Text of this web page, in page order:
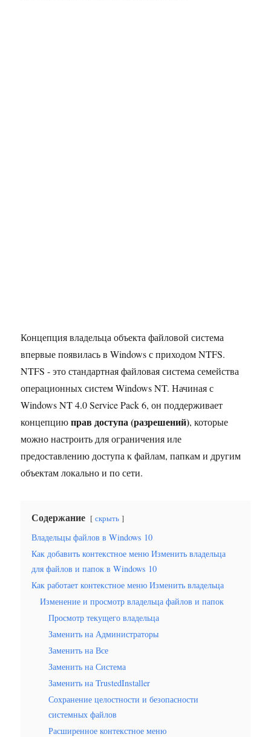
Концепция владельца объекта файловой система
впервые появилась в Windows с приходом NTFS.
NTFS - это стандартная файловая система семейства
операционных систем Windows NT. Начиная с
Windows NT 4.0 Service Pack 6, он поддерживает
концепциюправ доступа (разрешений), которые
можно настроить для ограничения иле
предоставлению доступа к файлам, папкам и другим
объектам локально и по сети.
Содержание скрыть
Владельцы файлов в Windows 10
Как добавить контекстное меню Изменить владельца
для файлов и папок в Windows 10
Как работает контекстное меню Изменить владельца
Изменение и просмотр владельца файлов и папок
Просмотр текущего владельца
Заменить на Администраторы
Заменить на Все
Заменить на Система
Заменить на TrustedInstaller
Сохранение целостности и безопасности
системных файлов
Расширенное контекстное меню